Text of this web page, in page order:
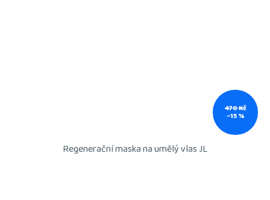
470 Kč
–15 %
Regenerační maska na umělý vlas JL